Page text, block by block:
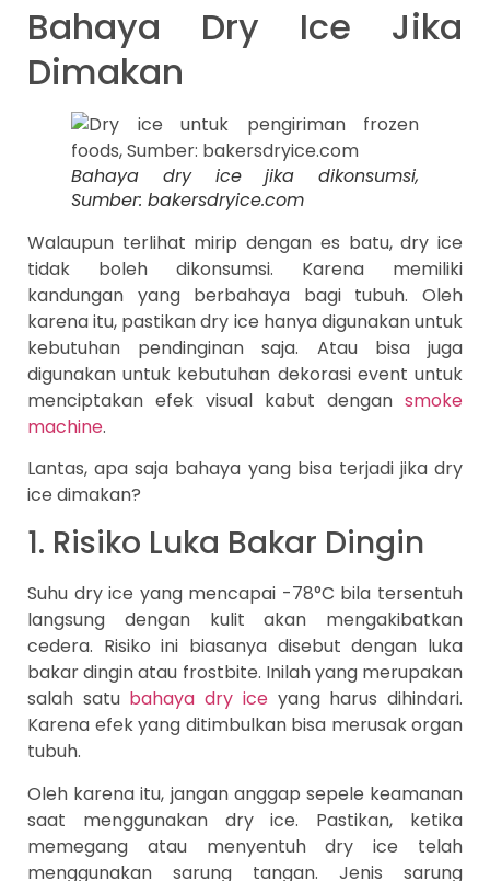
Bahaya Dry Ice Jika
Dimakan
Bahaya dry ice jika dikonsumsi,
Sumber: bakersdryice.com
Walaupun terlihat mirip dengan es batu, dry ice
tidak boleh dikonsumsi. Karena memiliki
kandungan yang berbahaya bagi tubuh. Oleh
karena itu, pastikan dry ice hanya digunakan untuk
kebutuhan pendinginan saja. Atau bisa juga
digunakan untuk kebutuhan dekorasi event untuk
menciptakan efek visual kabut dengan smoke
machine.
Lantas, apa saja bahaya yang bisa terjadi jika dry
ice dimakan?
1. Risiko Luka Bakar Dingin
Suhu dry ice yang mencapai -78°C bila tersentuh
langsung dengan kulit akan mengakibatkan
cedera. Risiko ini biasanya disebut dengan luka
bakar dingin atau frostbite. Inilah yang merupakan
salah satu bahaya dry iceyang harus dihindari.
Karena efek yang ditimbulkan bisa merusak organ
tubuh.
Oleh karena itu, jangan anggap sepele keamanan
saat menggunakan dry ice. Pastikan, ketika
memegang atau menyentuh dry ice telah
menggunakan sarung tangan. Jenis sarung